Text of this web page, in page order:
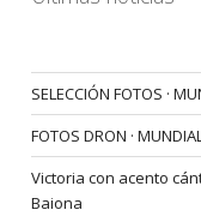
SELECCIÓN FOTOS ·
FOTOS DRON ·
Victoria con acento
Baiona